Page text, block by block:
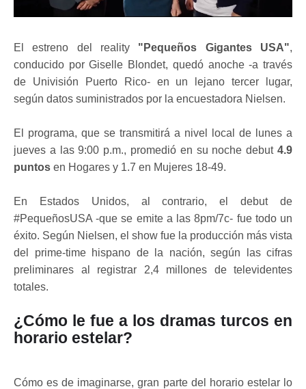
El estreno del reality "Pequeños Gigantes USA",
conducido por Giselle Blondet, quedó anoche -a través
de Univisión Puerto Rico- en un lejano tercer lugar,
según datos suministrados por la encuestadora Nielsen.
El programa, que se transmitirá a nivel local de lunes a
jueves a las 9:00 p.m., promedió en su noche debut 4.9
puntos en Hogares y 1.7 en Mujeres 18-49.
En Estados Unidos, al contrario, el debut de
#PequeñosUSA -que se emite a las 8pm/7c- fue todo un
éxito. Según Nielsen, el show fue la producción más vista
del prime-time hispano de la nación, según las cifras
preliminares al registrar 2,4 millones de televidentes
totales.
¿Cómo le fue a los dramas turcos en
horario estelar?
Cómo es de imaginarse, gran parte del horario estelar lo